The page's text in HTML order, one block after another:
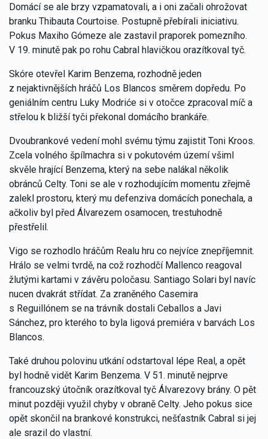
Domácí se ale brzy vzpamatovali, a i oni začali ohrožovat
branku Thibauta Courtoise. Postupně přebírali iniciativu.
Pokus Maxiho Gómeze ale zastavil praporek pomezního.
V 19. minutě pak po rohu Cabral hlavičkou orazítkoval tyč.
Skóre otevřel Karim Benzema, rozhodně jeden
z nejaktivnějších hráčů Los Blancos směrem dopředu. Po
geniálním centru Luky Modriće si v otočce zpracoval míč a
střelou k bližší tyči překonal domácího brankáře.
Dvoubrankové vedení mohl svému týmu zajistit Toni Kroos.
Zcela volného špílmachra si v pokutovém území všiml
skvěle hrající Benzema, který na sebe nalákal několik
obránců Celty. Toni se ale v rozhodujícím momentu zřejmě
zalekl prostoru, který mu defenziva domácích ponechala, a
ačkoliv byl před Álvarezem osamocen, trestuhodně
přestřelil.
Vigo se rozhodlo hráčům Realu hru co nejvíce znepříjemnit.
Hrálo se velmi tvrdě, na což rozhodčí Mallenco reagoval
žlutými kartami v závěru poločasu. Santiago Solari byl navíc
nucen dvakrát střídat. Za zraněného Casemira
s Reguillónem se na trávník dostali Ceballos a Javi
Sánchez, pro kterého to byla ligová premiéra v barvách Los
Blancos.
Také druhou polovinu utkání odstartoval lépe Real, a opět
byl hodně vidět Karim Benzema. V 51. minutě nejprve
francouzský útočník orazítkoval tyč Álvarezovy brány. O pět
minut později využil chyby v obraně Celty. Jeho pokus sice
opět skončil na brankové konstrukci, nešťastník Cabral si jej
ale srazil do vlastní.